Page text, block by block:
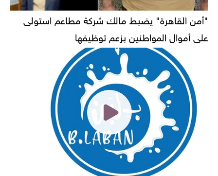
"أمن القاهرة" يضبط مالك شركة مطاعم استولى
على أموال المواطنين بزعم توظيفها